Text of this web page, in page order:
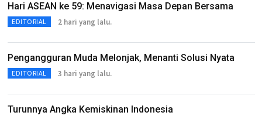
Hari ASEAN ke 59: Menavigasi Masa Depan Bersama
EDITORIAL 2 hari yang lalu.
Pengangguran Muda Melonjak, Menanti Solusi Nyata
EDITORIAL 3 hari yang lalu.
Turunnya Angka Kemiskinan Indonesia